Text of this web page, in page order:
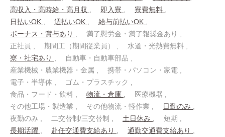
高収入・高時給・高月収
即入寮
寮費無料
日払いOK
週払いOK
給与前払いOK
ボーナス・賞与あり
満了慰労金・満了報奨金あり
正社員
期間工（期間従業員）
水道・光熱費無料
寮・社宅あり
自動車・自動車部品
産業機械・農業機器・金属
携帯・パソコン・家電
電子・半導体
ゴム・プラスチック
食品・フード・飲料
物流・倉庫
医療機器
その他工場・製造業
その他物流・軽作業
日勤のみ
夜勤のみ
二交替制/三交替制 土日休み
短期
長期活躍
赴任交通費支給あり
通勤交通費支給あり